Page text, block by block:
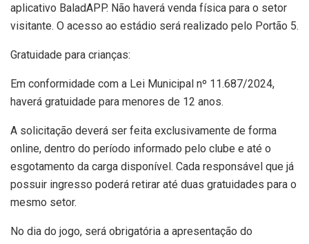
aplicativo BaladAPP. Não haverá venda física para o setor
visitante. O acesso ao estádio será realizado pelo Portão 5.
Gratuidade para crianças:
Em conformidade com a Lei Municipal nº 11.687/2024,
haverá gratuidade para menores de 12 anos.
A solicitação deverá ser feita exclusivamente de forma
online, dentro do período informado pelo clube e até o
esgotamento da carga disponível. Cada responsável que já
possuir ingresso poderá retirar até duas gratuidades para o
mesmo setor.
No dia do jogo, será obrigatória a apresentação do